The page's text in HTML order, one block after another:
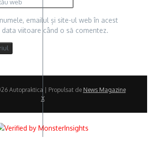
emailul și site-ul web în acest
viitoare când o să comentez.
Autopraktica | Propulsat de News Magazine
X